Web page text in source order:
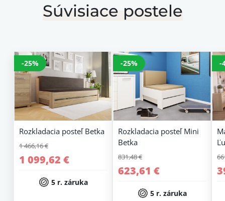
Súvisiace postele
-25%
Rozkladacia posteľ Betka
1 466,16 €
1 099,62 €
5 r. záruka
-25%
Rozkladacia posteľ Mini
Betka
831,48 €
623,61 €
5 r. záruka
-